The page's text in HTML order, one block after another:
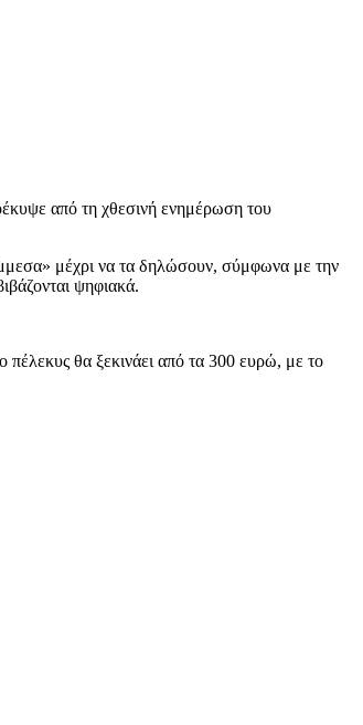
από τη χθεσινή ενημέρωση του
μέχρι να τα δηλώσουν, σύμφωνα με την
ψηφιακά.
πέλεκυς θα ξεκινάει από τα 300 ευρώ, με το